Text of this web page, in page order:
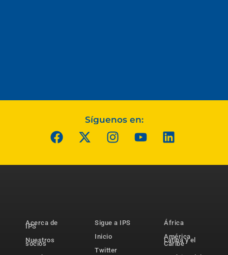
Síguenos en:
Acerca de
IPS
Nuestros
socios
Sigue a IPS
Inicio
Twitter
África
América
Latina y el
Caribe